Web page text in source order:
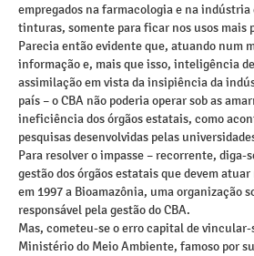
empregados na farmacologia e na indústria
tinturas, somente para ficar nos usos mais
Parecia então evidente que, atuando num
informação e, mais que isso, inteligência
assimilação em vista da insipiência da
país – o CBA não poderia operar sob as
ineficiência dos órgãos estatais, como
pesquisas desenvolvidas pelas
Para resolver o impasse – recorrente, diga-
gestão dos órgãos estatais que devem
em 1997 a Bioamazônia, uma organização
responsável pela gestão do CBA.
Mas, cometeu-se o erro capital de vincular-
Ministério do Meio Ambiente, famoso por